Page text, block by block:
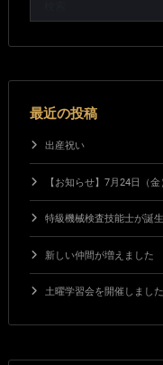
最近の投稿
出産祝い
【お知らせ】7月24日（
特級機械検査技能士が誕
新しい仲間が増えました
土曜学習会を開催しまし